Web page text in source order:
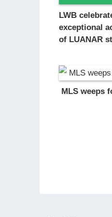
LWB
exceptional
of LUANAR
MLS weeps